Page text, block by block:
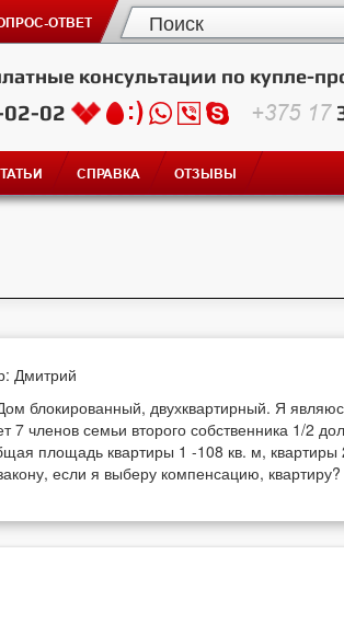
ОТВЕТ
консультации по купле-
02 +375 17
СПРАВКА ОТЗЫВЫ
Дмитрий
блокированный, двухквартирный. Я
членов семьи второго собственника 1/2
площадь квартиры 1 -108 кв. м, квартиры
если я выберу компенсацию, квартиру?